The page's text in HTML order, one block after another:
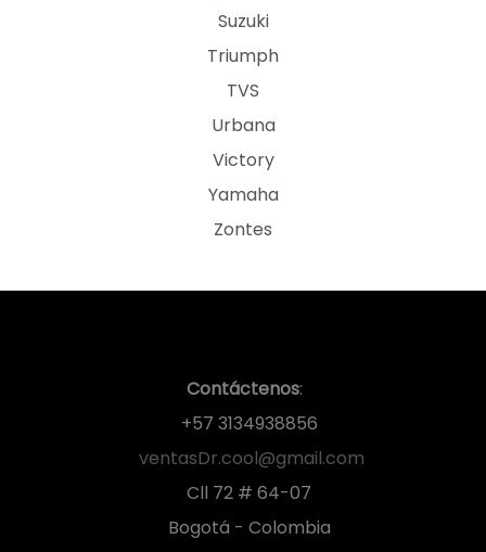
Suzuki
Triumph
TVS
Urbana
Victory
Yamaha
Zontes
Contáctenos:
+57 3134938856
ventasDr.cool@gmail.com
Cll 72 # 64-07
Bogotá - Colombia